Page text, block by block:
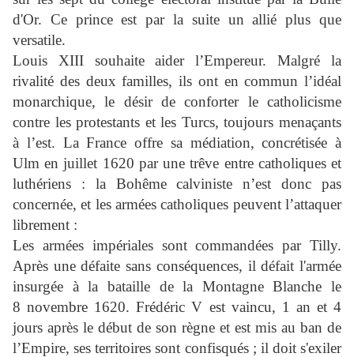
d'Or. Ce prince est par la suite un allié plus que
versatile.
Louis XIII souhaite aider l’Empereur. Malgré la
rivalité des deux familles, ils ont en commun l’idéal
monarchique, le désir de conforter le catholicisme
contre les protestants et les Turcs, toujours menaçants
à l’est. La France offre sa médiation, concrétisée à
Ulm en juillet 1620 par une trêve entre catholiques et
luthériens : la Bohême calviniste n’est donc pas
concernée, et les armées catholiques peuvent l’attaquer
librement :
Les armées impériales sont commandées par Tilly.
Après une défaite sans conséquences, il défait l'armée
insurgée à la bataille de la Montagne Blanche le
8 novembre 1620. Frédéric V est vaincu, 1 an et 4
jours après le début de son règne et est mis au ban de
l’Empire, ses territoires sont confisqués ; il doit s'exiler